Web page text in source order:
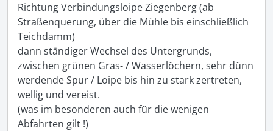
Richtung Verbindungsloipe Ziegenberg (ab
Straßenquerung, über die Mühle bis einschließlich
Teichdamm)
dann ständiger Wechsel des Untergrunds,
zwischen grünen Gras- / Wasserlöchern, sehr dünn
werdende Spur / Loipe bis hin zu stark zertreten,
wellig und vereist.
(was im besonderen auch für die wenigen
Abfahrten gilt !)